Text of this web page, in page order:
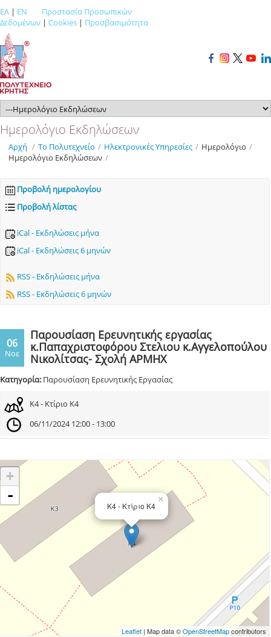
ΕΛ | EN
Προστασία Προσωπικών
Δεδομένων | Cookies | Προσβασιμότητα
Ημερολόγιο Εκδηλώσεων
Αρχή / Το Πολυτεχνείο / Ηλεκτρονικές Υπηρεσίες / Ημερολόγιο /
Ημερολόγιο Εκδηλώσεων /
Προβολή ημερολογίου
Προβολή λίστας
iCal - Εκδηλώσεις μήνα
iCal - Εκδηλώσεις 6 μηνών
RSS - Εκδηλώσεις μήνα
RSS - Εκδηλώσεις 6 μηνών
06
Νοε
Παρουσίαση Ερευνητικής εργασίας
κ.Παπαχριστοφόρου Στελιου κ.Αγγελοπούλου
Νικολίτσας- Σχολή ΑΡΜΗΧ
Κατηγορία: Παρουσίαση Ερευνητικής Εργασίας
Κ4 - Κτίριο Κ4
06/11/2024 12:00 - 13:00
×
Κ4 - Κτίριο Κ4
+
-
Leaflet| Map data ©OpenStreetMapcontributors